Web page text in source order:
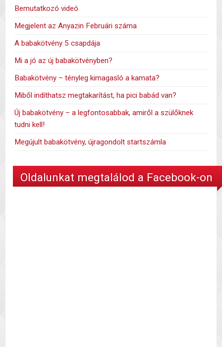
Bemutatkozó videó
Megjelent az Anyazin Februári száma
A babakötvény 5 csapdája
Mi a jó az új babakötvényben?
Babakötvény – tényleg kimagasló a kamata?
Miből indíthatsz megtakarítást, ha pici babád van?
Új babakötvény – a legfontosabbak, amiről a szülőknek
tudni kell!
Megújult babakötvény, újragondolt startszámla
Oldalunkat megtalálod a Facebook-on